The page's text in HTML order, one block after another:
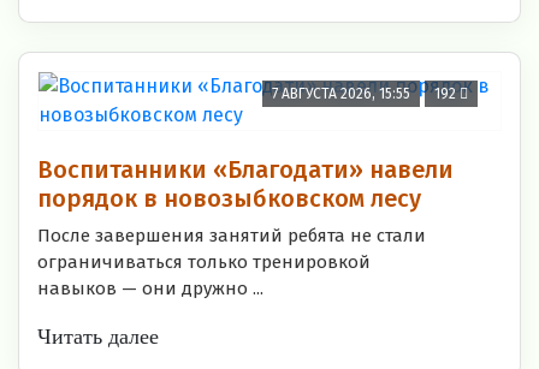
7 АВГУСТА 2026, 15:55 192
Воспитанники «Благодати» навели
порядок в новозыбковском лесу
После завершения занятий ребята не стали
ограничиваться только тренировкой
навыков — они дружно ...
Читать далее